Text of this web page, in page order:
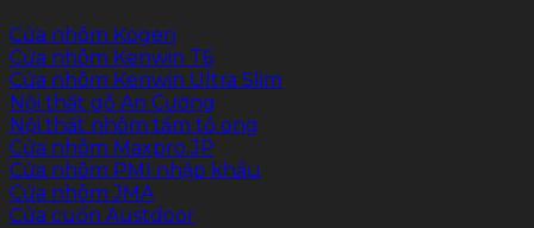
Cửa nhôm Kogen
Cửa nhôm Kenwin T6
Cửa nhôm Kenwin Ultra Slim
Nội thất gỗ An Cường
Nội thất nhôm tấm tổ ong
Cửa nhôm Maxpro.JP
Cửa nhôm PMI nhập khẩu
Cửa nhôm JMA
Cửa cuốn Austdoor